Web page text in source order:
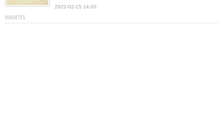
2022-02-15 14:00
HIRDETÉS